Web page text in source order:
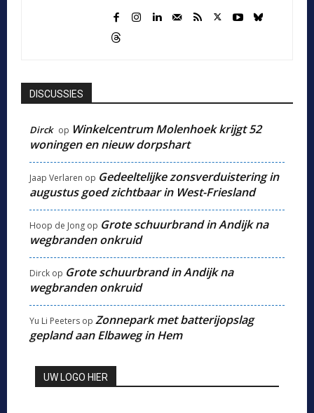
DISCUSSIES
Dirck op Winkelcentrum Molenhoek krijgt 52
woningen en nieuw dorpshart
Jaap Verlaren op Gedeeltelijke zonsverduistering in
augustus goed zichtbaar in West-Friesland
Hoop de Jong op Grote schuurbrand in Andijk na
wegbranden onkruid
Dirck op Grote schuurbrand in Andijk na
wegbranden onkruid
Yu Li Peeters op Zonnepark met batterijopslag
gepland aan Elbaweg in Hem
UW LOGO HIER